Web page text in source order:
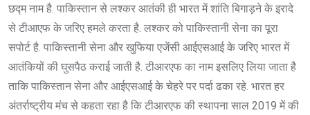
छद्म नाम है. पाकिस्तान से लश्कर आतंकी ही भारत में शांति बिगाड़ने के इरादे
से टीआएफ के जरिए हमले करता है. लश्कर को पाकिस्तानी सेना का पूरा
सपोर्ट है. पाकिस्तानी सेना और खुफिया एजेंसी आईएसआई के जरिए भारत में
आतंकियों की घुसपैठ कराई जाती है. टीआरएफ का नाम इसलिए लिया जाता है
ताकि पाकिस्तान सेना और आईएसआई के चेहरे पर पर्दा ढका रहे. भारत हर
अंतर्राष्ट्रीय मंच से कहता रहा है कि टीआरएफ की स्थापना साल 2019 में की